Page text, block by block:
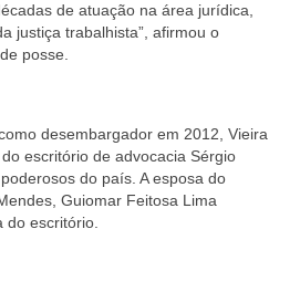
de atuação na área jurídica,
justiça trabalhista”, afirmou o
posse.
desembargador em 2012, Vieira
escritório de advocacia Sérgio
do país. A esposa do
Guiomar Feitosa Lima
do escritório.